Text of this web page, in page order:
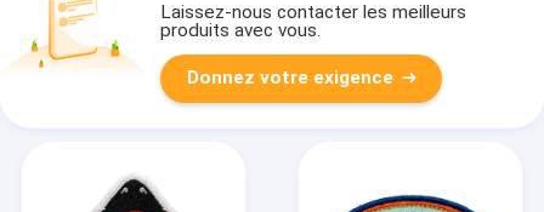
Laissez-nous contacter les meilleurs
produits avec vous.
Donnez votre exigence